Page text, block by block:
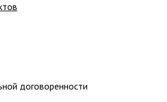
договоренности